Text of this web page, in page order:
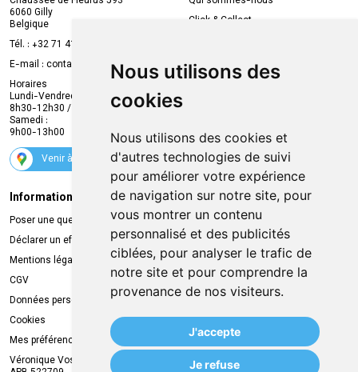
Nous utilisons des
cookies
Nous utilisons des cookies et
d'autres technologies de suivi
pour améliorer votre expérience
de navigation sur notre site, pour
vous montrer un contenu
personnalisé et des publicités
ciblées, pour analyser le trafic de
notre site et pour comprendre la
provenance de nos visiteurs.
J'accepte
Je refuse
6060 Gilly
Belgique
Tél. : +32 71 41 32 10
E-mail : contact
mvapharma.be
Horaires
Lundi-Vendredi :
8h30-12h30 / 13h30-18h30
Samedi :
9h00-13h00
Venir à la pharmacie
Click & Collect
Compte professionnel
Envoi d’ordonnance
Suivez-nous
Informations légales
Poser une question
Déclarer un effet indésirable
Mentions légales
CGV
Données personnelles
Cookies
Mes préférences Cookies
Véronique Vos
Livraison
Retrait à la pharmacie
Livraison chez vous
Livraison dans un Point Relais